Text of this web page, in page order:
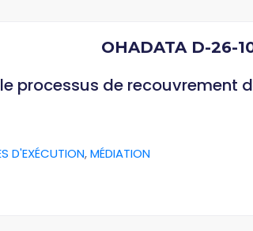
OHADATA D-26-
processus de recouvrement
D'EXÉCUTION,MÉDIATION